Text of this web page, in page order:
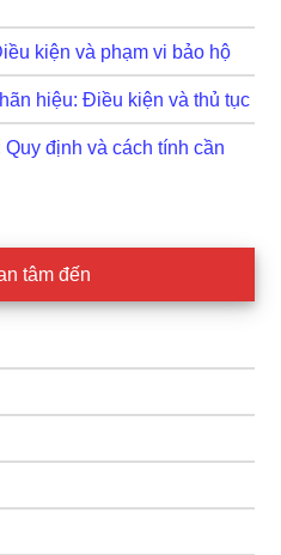
kiện và phạm vi bảo hộ
hiệu: Điều kiện và thủ tục
định và cách tính cần
tâm đến